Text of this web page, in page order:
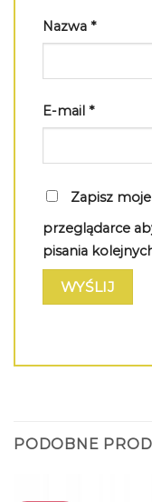
Nazwa *
E-mail *
Zapisz
przeglądarce
pisania
PODOBNE